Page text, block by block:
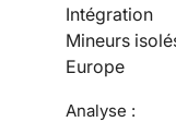
Intégration
Mineurs
Europe
Analyse :